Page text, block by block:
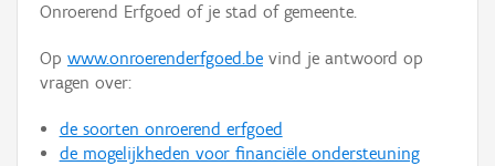
Aanmelden
Onroerend Erfgoed of je stad of gemeente.
Op www.onroerenderfgoed.be vind je antwoord op
vragen over:
de soorten onroerend erfgoed
de mogelijkheden voor financiële ondersteuning